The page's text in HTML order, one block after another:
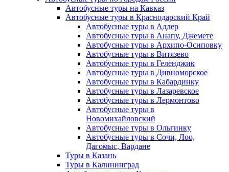
Автобусные туры на Кавказ
Автобусные туры в Краснодарский Край
Автобусные туры в Адлер
Автобусные туры в Анапу, Джемете
Автобусные туры в Архипо-Осиповку
Автобусные туры в Витязево
Автобусные туры в Геленджик
Автобусные туры в Дивноморское
Автобусные туры в Кабардинку
Автобусные туры в Лазаревское
Автобусные туры в Лермонтово
Автобусные туры в
Новомихайловский
Автобусные туры в Ольгинку
Автобусные туры в Сочи, Лоо,
Дагомыс, Вардане
Туры в Казань
Туры в Калининград